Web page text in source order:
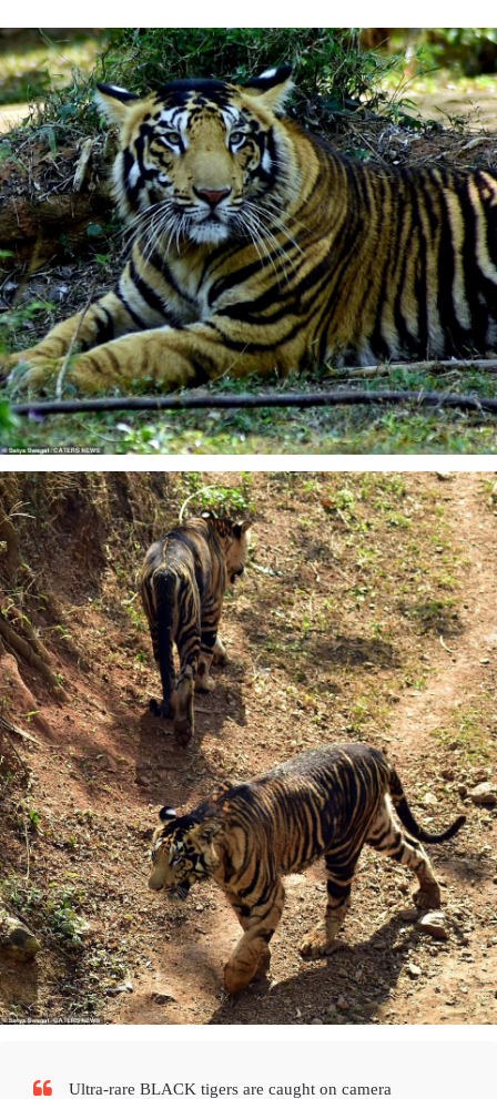
Ultra-rare BLACK tigers are caught on camera